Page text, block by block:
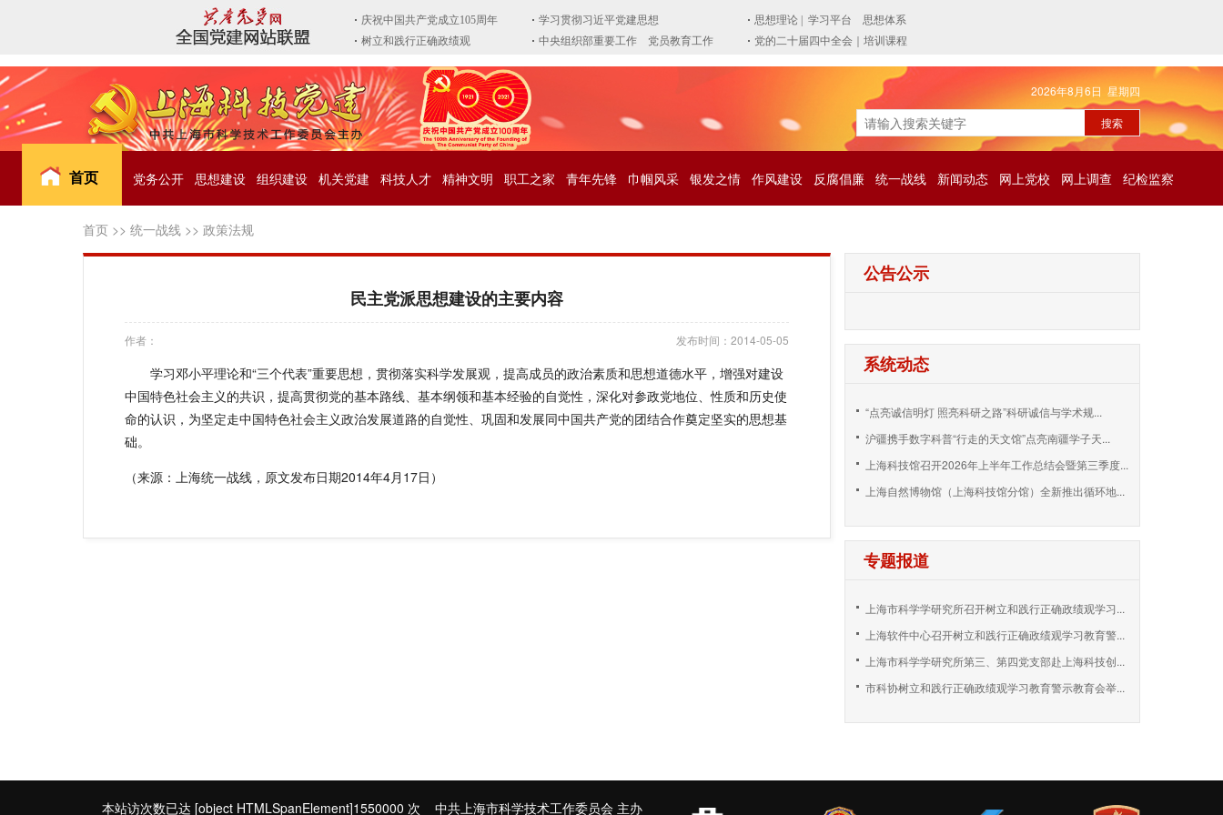
2026年8月6日 星期四
首页 党务公开 思想建设 组织建设 机关党建 科技人才 精神文明 职工之家 青年先锋 巾帼风采 银发之情 作风建设 反腐倡廉 统一战线 新闻动态 网上党校 网上调查 纪检监察
首页 >> 统一战线 >> 政策法规
民主党派思想建设的主要内容
作者： 发布时间：2014-05-05
学习邓小平理论和“三个代表”重要思想，贯彻落实科学发展观，提高成员的政治素质和思想道德水平，增强对建设
中国特色社会主义的共识，提高贯彻党的基本路线、基本纲领和基本经验的自觉性，深化对参政党地位、性质和历史使
命的认识，为坚定走中国特色社会主义政治发展道路的自觉性、巩固和发展同中国共产党的团结合作奠定坚实的思想基
础。
（来源：上海统一战线，原文发布日期2014年4月17日）
公告公示
系统动态
“点亮诚信明灯 照亮科研之路”科研诚信与学术规...
沪疆携手数字科普“行走的天文馆”点亮南疆学子天...
上海科技馆召开2026年上半年工作总结会暨第三季度...
上海自然博物馆（上海科技馆分馆）全新推出循环地...
专题报道
上海市科学学研究所召开树立和践行正确政绩观学习...
上海软件中心召开树立和践行正确政绩观学习教育警...
上海市科学学研究所第三、第四党支部赴上海科技创...
市科协树立和践行正确政绩观学习教育警示教育会举...
本站访次数已达 [object HTMLSpanElement]1550000 次 中共上海市科学技术工作委员会 主办